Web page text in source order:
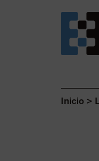
SALTAR
Inicio >